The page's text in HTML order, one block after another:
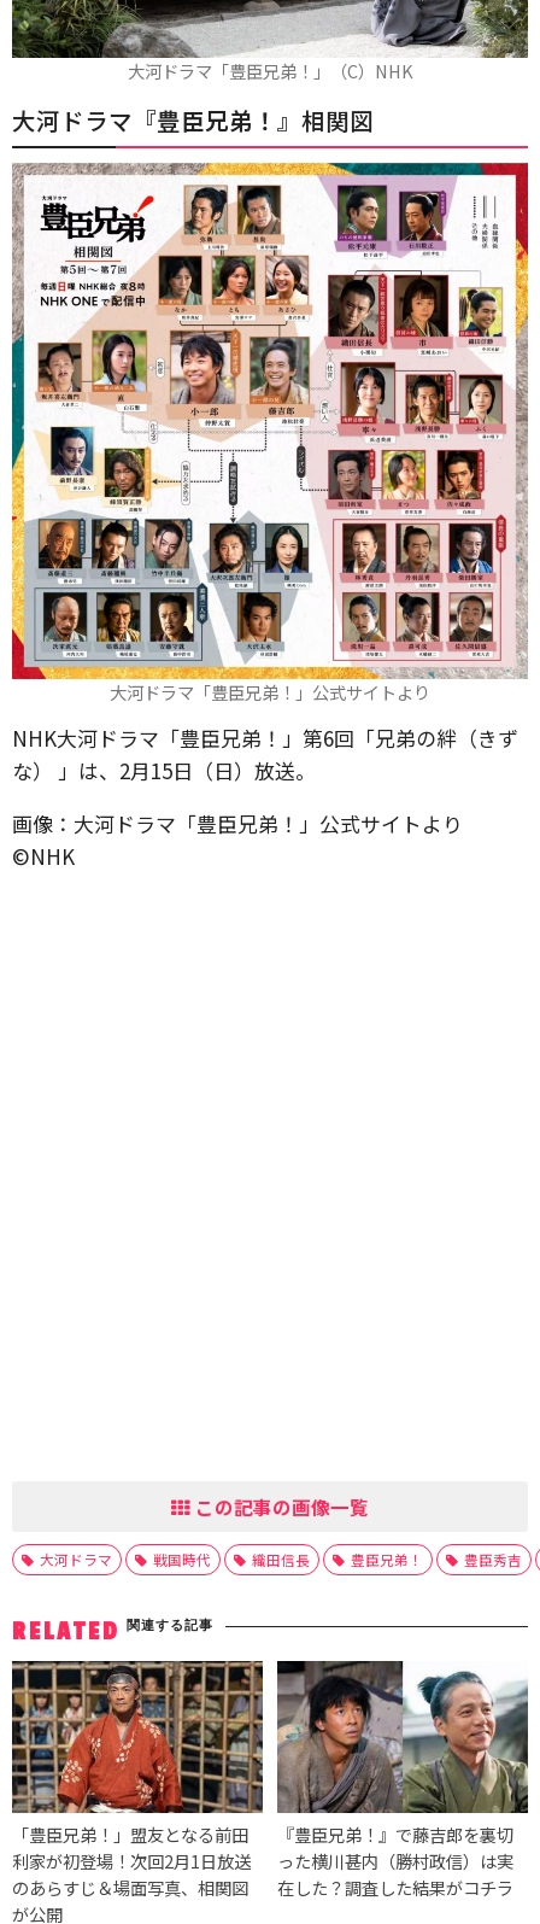
大河ドラマ「豊臣兄弟！」（C）NHK
大河ドラマ『豊臣兄弟！ 』相関図
大河ドラマ「豊臣兄弟！」公式サイトより
NHK大河ドラマ「豊臣兄弟！」第6回「兄弟の絆（きず
な） 」は、2月15日（日）放送。
画像：大河ドラマ「豊臣兄弟！」公式サイトより
©️NHK
この記事の画像一覧
大河ドラマ 戦国時代 織田信長 豊臣兄弟！ 豊臣秀吉
RELATED 関連する記事
「豊臣兄弟！」盟友となる前田
利家が初登場！次回2月1日放送
のあらすじ＆場面写真、相関図
が公開
『豊臣兄弟！』で藤吉郎を裏切
った横川甚内（勝村政信）は実
在した？調査した結果がコチラ